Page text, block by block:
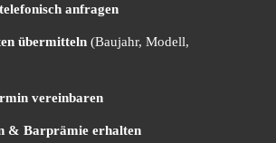
anfragen
übermitteln (Baujahr, Modell,
vereinbaren
& Barprämie erhalten